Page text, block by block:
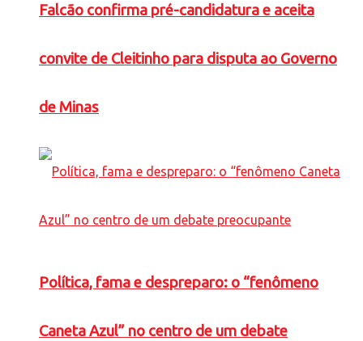
Falcão confirma pré-candidatura e aceita
convite de Cleitinho para disputa ao Governo
de Minas
Política, fama e despreparo: o “fenômeno
Caneta Azul” no centro de um debate